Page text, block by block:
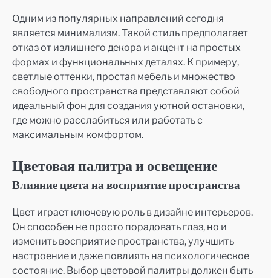
Одним из популярных направлений сегодня
является минимализм. Такой стиль предполагает
отказ от излишнего декора и акцент на простых
формах и функциональных деталях. К примеру,
светлые оттенки, простая мебель и множество
свободного пространства представляют собой
идеальный фон для создания уютной остановки,
где можно расслабиться или работать с
максимальным комфортом.
Цветовая палитра и освещение
Влияние цвета на восприятие пространства
Цвет играет ключевую роль в дизайне интерьеров.
Он способен не просто порадовать глаз, но и
изменить восприятие пространства, улучшить
настроение и даже повлиять на психологическое
состояние. Выбор цветовой палитры должен быть